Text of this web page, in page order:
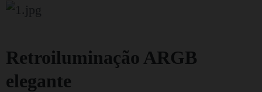
Retroiluminação ARGB
elegante